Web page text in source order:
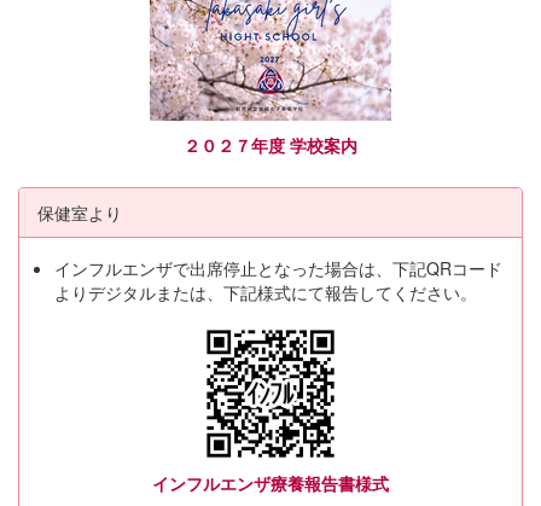
２０２７年度 学校案内
保健室より
インフルエンザで出席停止となった場合は、下記QRコード
よりデジタルまたは、下記様式にて報告してください。
インフルエンザ療養報告書様式